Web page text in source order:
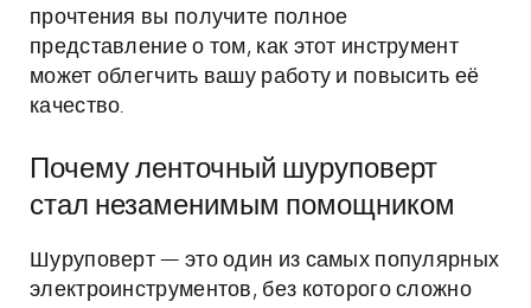
прочтения вы получите полное
представление о том, как этот инструмент
может облегчить вашу работу и повысить её
качество.
Почему ленточный шуруповерт
стал незаменимым помощником
Шуруповерт — это один из самых популярных
электроинструментов, без которого сложно